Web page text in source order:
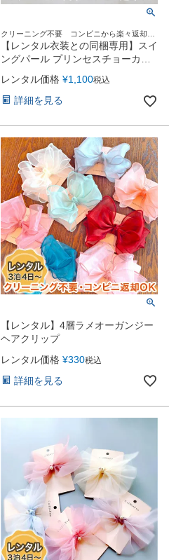
クリーニング不要 コンビニから楽々返却
♪[子供ドレスレンタル][貸衣装][指定日お届け
可][会場・式場直送OK]
【レンタル衣装との同梱専用】スイ
ングパール プリンセスチョーカー
ネックレス＆イヤリング 2点セット
（ACA28）
レンタル価格 ¥1,100税込
詳細を見る
【レンタル】4層ラメオーガンジー
ヘアクリップ
レンタル価格 ¥330税込
詳細を見る